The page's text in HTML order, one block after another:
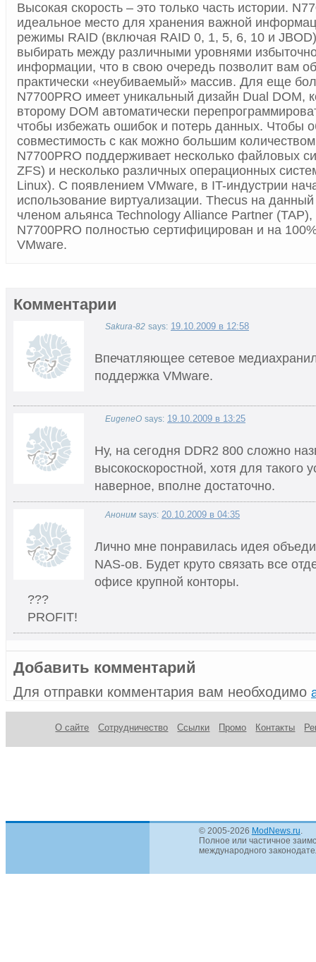
Высокая скорость – это только часть истории.
идеальное место для хранения важной
режимы RAID (включая RAID 0, 1, 5, 6, 10 и
выбирать между различными уровнями
информации, что в свою очередь позволит вам
практически «неубиваемый» массив. Для еще
N7700PRO имеет уникальный дизайн Dual DOM,
второму DOM автоматически
чтобы избежать ошибок и потерь данных. Чтобы
совместимость с как можно большим
N7700PRO поддерживает несколько файловых
ZFS) и несколько различных операционных
Linux). С появлением VMware, в IT-индустрии
использование виртуализации. Thecus на
членом альянса Technology Alliance Partner
N7700PRO полностью сертифицирован и на
VMware.
Комментарии
Sakura-82 says: 19.10.2009 в 12:58
Впечатляющее сетевое
поддержка VMware.
EugeneO says: 19.10.2009 в 13:25
Ну, на сегодня DDR2 800 сложно
высокоскоростной, хотя для такого
наверное, вполне достаточно.
Аноним says: 20.10.2009 в 04:35
Лично мне понравилась идея
NAS-ов. Будет круто связать все
офисе крупной конторы.
???
PROFIT!
Добавить комментарий
Для отправки комментария вам необходимо
О сайте Сотрудничество Ссылки Промо Контакты
© 2005-2026 ModNews.ru
Полное или частичное
международного